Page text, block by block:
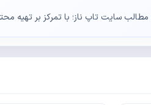
مطالب سایت تاپ ناز؛ با تمرکز بر تهیه